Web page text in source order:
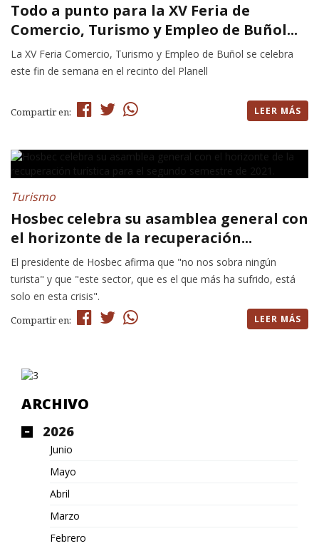
Todo a punto para la XV Feria de
Comercio, Turismo y Empleo de Buñol...
La XV Feria Comercio, Turismo y Empleo de Buñol se celebra
este fin de semana en el recinto del Planell
Compartir en: LEER MÁS
Turismo
Hosbec celebra su asamblea general con
el horizonte de la recuperación...
El presidente de Hosbec afirma que "no nos sobra ningún
turista" y que "este sector, que es el que más ha sufrido, está
solo en esta crisis".
Compartir en: LEER MÁS
ARCHIVO
2026
Junio
Mayo
Abril
Marzo
Febrero